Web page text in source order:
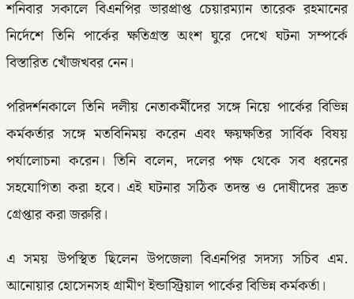
শনিবার সকালে বিএনপির ভারপ্রাপ্ত চেয়ারম্যান তারেক রহমানের
নির্দেশে তিনি পার্কের ক্ষতিগ্রস্ত অংশ ঘুরে দেখে ঘটনা সম্পর্কে
বিস্তারিত খোঁজখবর নেন।
পরিদর্শনকালে তিনি দলীয় নেতাকর্মীদের সঙ্গে নিয়ে পার্কের বিভিন্ন
কর্মকর্তার সঙ্গে মতবিনিময় করেন এবং ক্ষয়ক্ষতির সার্বিক বিষয়
পর্যালোচনা করেন। তিনি বলেন, দলের পক্ষ থেকে সব ধরনের
সহযোগিতা করা হবে। এই ঘটনার সঠিক তদন্ত ও দোষীদের দ্রুত
গ্রেপ্তার করা জরুরি।
এ সময় উপস্থিত ছিলেন উপজেলা বিএনপির সদস্য সচিব এম.
আনোয়ার হোসেনসহ গ্রামীণ ইন্ডাস্ট্রিয়াল পার্কের বিভিন্ন কর্মকর্তা।